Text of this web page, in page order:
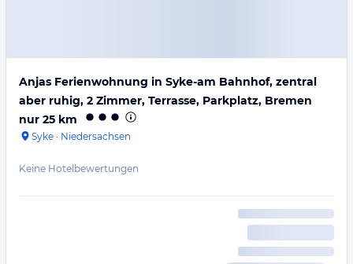
Anjas Ferienwohnung in Syke-am Bahnhof, zentral
aber ruhig, 2 Zimmer, Terrasse, Parkplatz, Bremen
nur 25 km
Syke · Niedersachsen
Keine Hotelbewertungen